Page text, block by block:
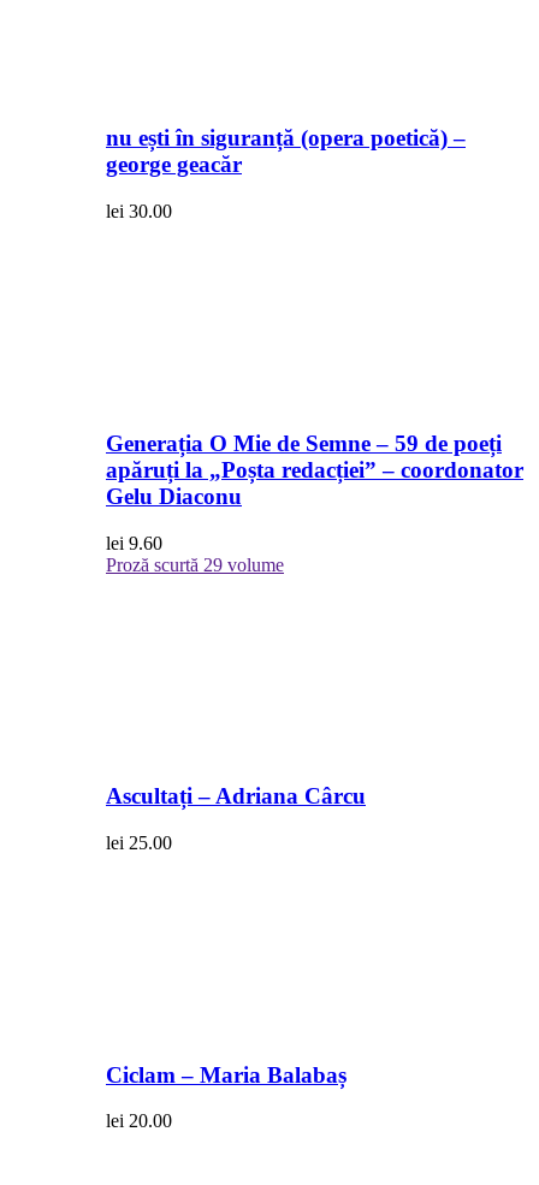
nu ești în siguranță (opera poetică) –
george geacăr
lei 30.00
Generația O Mie de Semne – 59 de poeți
apăruți la „Poșta redacției” – coordonator
Gelu Diaconu
lei 9.60
Proză scurtă 29 volume
Ascultați – Adriana Cârcu
lei 25.00
Ciclam – Maria Balabaș
lei 20.00